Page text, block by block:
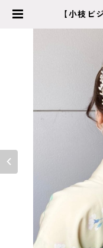
【小枝
式 ヘア
ザーブド
フラワ
ココロ
式 結婚
セサ